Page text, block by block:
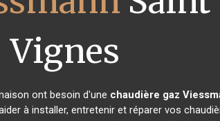
Vignes
ont besoin d'une chaudière gaz
à installer, entretenir et réparer vos